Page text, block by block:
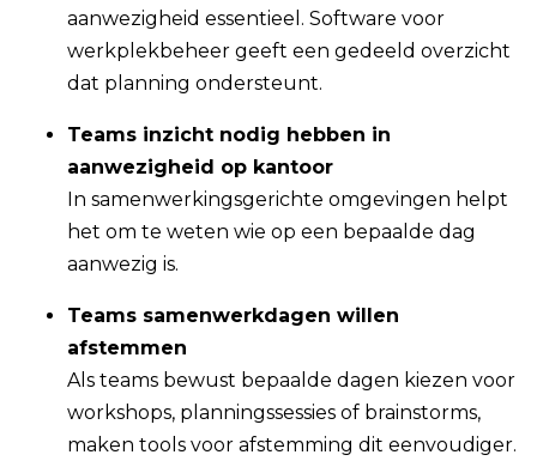
aanwezigheid essentieel. Software voor
werkplekbeheer geeft een gedeeld overzicht
dat planning ondersteunt.
Teams inzicht nodig hebben in
aanwezigheid op kantoor
In samenwerkingsgerichte omgevingen helpt
het om te weten wie op een bepaalde dag
aanwezig is.
Teams samenwerkdagen willen
afstemmen
Als teams bewust bepaalde dagen kiezen voor
workshops, planningssessies of brainstorms,
maken tools voor afstemming dit eenvoudiger.